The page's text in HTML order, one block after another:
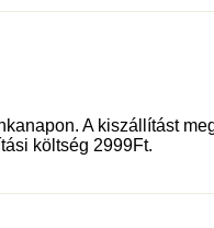
A kiszállítást
költség 2999Ft.